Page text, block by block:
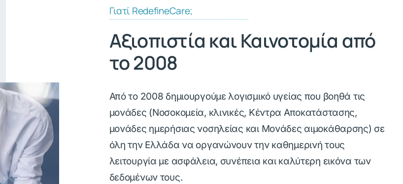
Γιατί RedefineCare;
Αξιοπιστία και Καινοτομία από
το 2008
Από το 2008 δημιουργούμε λογισμικό υγείας που βοηθά τις
μονάδες (Νοσοκομεία, κλινικές, Κέντρα Αποκατάστασης,
μονάδες ημερήσιας νοσηλείας και Μονάδες αιμοκάθαρσης) σε
όλη την Ελλάδα να οργανώνουν την καθημερινή τους
λειτουργία με ασφάλεια, συνέπεια και καλύτερη εικόνα των
δεδομένων τους.